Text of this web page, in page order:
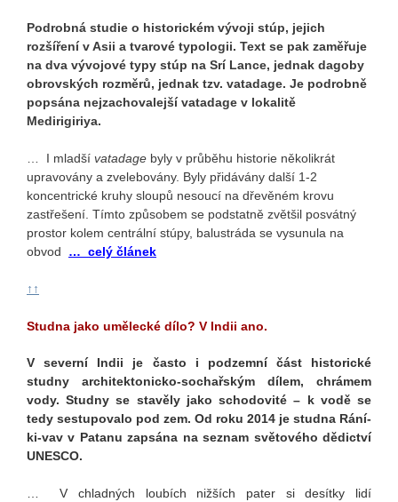
Podrobná studie o historickém vývoji stúp, jejich
rozšíření v Asii a tvarové typologii. Text se pak zaměřuje
na dva vývojové typy stúp na Srí Lance, jednak dagoby
obrovských rozměrů, jednak tzv. vatadage. Je podrobně
popsána nejzachovalejší vatadage v lokalitě
Medirigiriya.
… I mladší vatadage byly v průběhu historie několikrát
upravovány a zvelebovány. Byly přidávány další 1-2
koncentrické kruhy sloupů nesoucí na dřevěném krovu
zastřešení. Tímto způsobem se podstatně zvětšil posvátný
prostor kolem centrální stúpy, balustráda se vysunula na
obvod … celý článek
↑↑
Studna jako umělecké dílo? V Indii ano.
V severní Indii je často i podzemní část historické
studny architektonicko-sochařským dílem, chrámem
vody. Studny se stavěly jako schodovité – k vodě se
tedy sestupovalo pod zem. Od roku 2014 je studna Rání-
ki-vav v Patanu zapsána na seznam světového dědictví
UNESCO.
…V chladných loubích nižších pater si desítky lidí